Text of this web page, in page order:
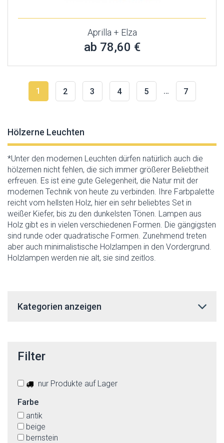
Aprilla + Elza
ab 78,60 €
1 2 3 4 5 … 7
Hölzerne Leuchten
*Unter den modernen Leuchten dürfen natürlich auch die
hölzernen nicht fehlen, die sich immer größerer Beliebtheit
erfreuen. Es ist eine gute Gelegenheit, die Natur mit der
modernen Technik von heute zu verbinden. Ihre Farbpalette
reicht vom hellsten Holz, hier ein sehr beliebtes Set in
weißer Kiefer, bis zu den dunkelsten Tönen. Lampen aus
Holz gibt es in vielen verschiedenen Formen. Die gängigsten
sind runde oder quadratische Formen. Zunehmend treten
aber auch minimalistische Holzlampen in den Vordergrund.
Holzlampen werden nie alt, sie sind zeitlos.
Kategorien anzeigen
Filter
nur Produkte auf Lager
Farbe
antik
beige
bernstein